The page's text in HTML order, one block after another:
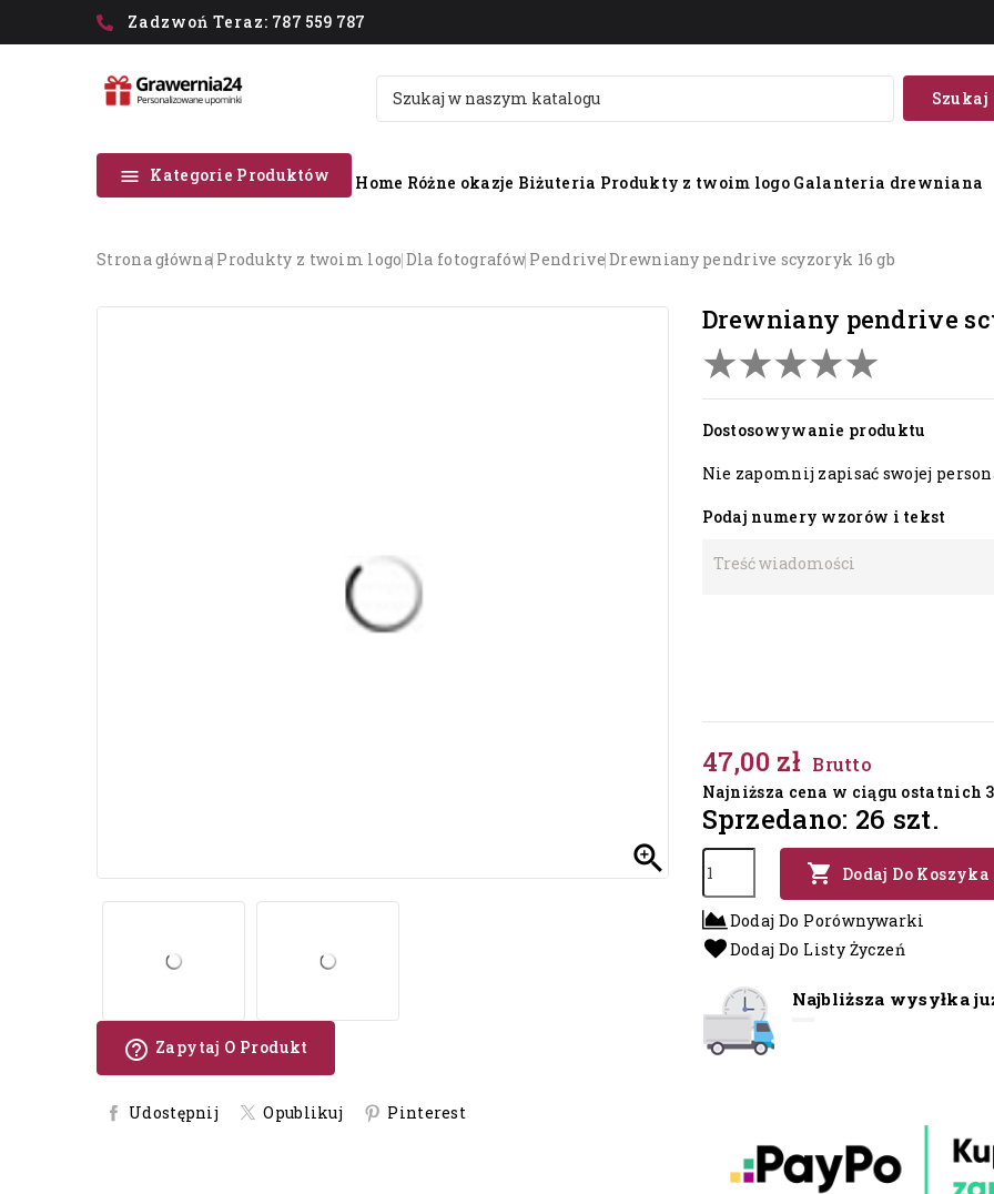
Zadzwoń Teraz: 787 559 787
Szukaj
 Kategorie Produktów Home Różne okazje Biżuteria Produkty z twoim logo Galanteria drewniana
strona główna produkty z twoim logo dla fotografów pendrive drewniany pendrive scyzoryk 16 gb

help_outline Zapytaj O Produkt
Udostępnij Opublikuj Pinterest
drewniany pendrive
Dostosowywanie produktu
Nie zapomnij zapisać swojej
Podaj numery wzorów i tekst
47,00 zł Brutto
Najniższa cena w ciągu ostatnich
Sprzedano: 26 szt.
 Dodaj Do Koszyka
Dodaj Do Porównywarki
Dodaj Do Listy Życzeń
Najbliższa wysyłka